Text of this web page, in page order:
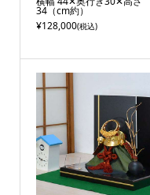
34（cm約）
¥128,000(税込)